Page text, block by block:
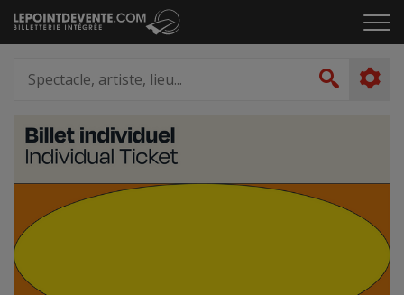
Passer
au
le
artiste,
lieu...